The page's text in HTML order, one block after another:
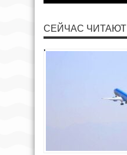
СЕЙЧАС ЧИТАЮТ